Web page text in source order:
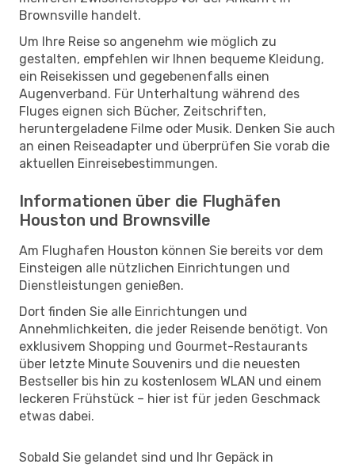
Brownsville handelt.
Um Ihre Reise so angenehm wie möglich zu
gestalten, empfehlen wir Ihnen bequeme Kleidung,
ein Reisekissen und gegebenenfalls einen
Augenverband. Für Unterhaltung während des
Fluges eignen sich Bücher, Zeitschriften,
heruntergeladene Filme oder Musik. Denken Sie auch
an einen Reiseadapter und überprüfen Sie vorab die
aktuellen Einreisebestimmungen.
Informationen über die Flughäfen
Houston und Brownsville
Am Flughafen Houston können Sie bereits vor dem
Einsteigen alle nützlichen Einrichtungen und
Dienstleistungen genießen.
Dort finden Sie alle Einrichtungen und
Annehmlichkeiten, die jeder Reisende benötigt. Von
exklusivem Shopping und Gourmet-Restaurants
über letzte Minute Souvenirs und die neuesten
Bestseller bis hin zu kostenlosem WLAN und einem
leckeren Frühstück – hier ist für jeden Geschmack
etwas dabei.
Sobald Sie gelandet sind und Ihr Gepäck in